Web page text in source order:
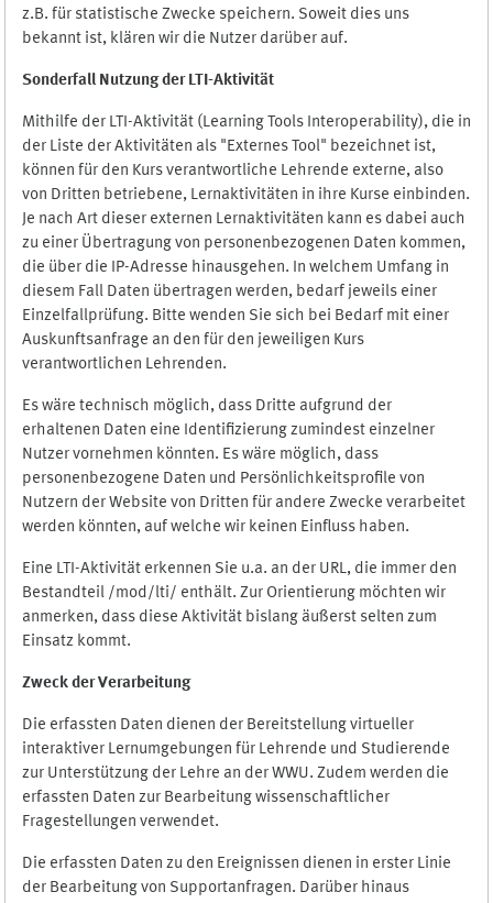
z.B. für statistische Zwecke speichern. Soweit dies uns
bekannt ist, klären wir die Nutzer darüber auf.
Sonderfall Nutzung der LTI-Aktivität
Mithilfe der LTI-Aktivität (Learning Tools Interoperability), die in
der Liste der Aktivitäten als "Externes Tool" bezeichnet ist,
können für den Kurs verantwortliche Lehrende externe, also
von Dritten betriebene, Lernaktivitäten in ihre Kurse einbinden.
Je nach Art dieser externen Lernaktivitäten kann es dabei auch
zu einer Übertragung von personenbezogenen Daten kommen,
die über die IP-Adresse hinausgehen. In welchem Umfang in
diesem Fall Daten übertragen werden, bedarf jeweils einer
Einzelfallprüfung. Bitte wenden Sie sich bei Bedarf mit einer
Auskunftsanfrage an den für den jeweiligen Kurs
verantwortlichen Lehrenden.
Es wäre technisch möglich, dass Dritte aufgrund der
erhaltenen Daten eine Identifizierung zumindest einzelner
Nutzer vornehmen könnten. Es wäre möglich, dass
personenbezogene Daten und Persönlichkeitsprofile von
Nutzern der Website von Dritten für andere Zwecke verarbeitet
werden könnten, auf welche wir keinen Einfluss haben.
Eine LTI-Aktivität erkennen Sie u.a. an der URL, die immer den
Bestandteil /mod/lti/ enthält. Zur Orientierung möchten wir
anmerken, dass diese Aktivität bislang äußerst selten zum
Einsatz kommt.
Zweck der Verarbeitung
Die erfassten Daten dienen der Bereitstellung virtueller
interaktiver Lernumgebungen für Lehrende und Studierende
zur Unterstützung der Lehre an der WWU. Zudem werden die
erfassten Daten zur Bearbeitung wissenschaftlicher
Fragestellungen verwendet.
Die erfassten Daten zu den Ereignissen dienen in erster Linie
der Bearbeitung von Supportanfragen. Darüber hinaus